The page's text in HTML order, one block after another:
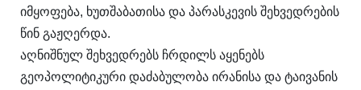
იმყოფება, ხუთშაბათისა და პარასკევის შეხვედრების
წინ გაჟღერდა.
აღნიშნულ შეხვედრებს ჩრდილს აყენებს
გეოპოლიტიკური დაძაბულობა ირანისა და ტაივანის